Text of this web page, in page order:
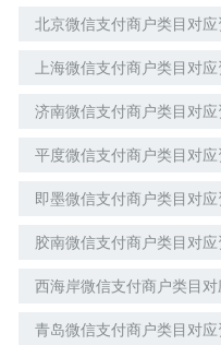
北京微信支付商户类目对
上海微信支付商户类目对
济南微信支付商户类目对
平度微信支付商户类目对
即墨微信支付商户类目对
胶南微信支付商户类目对
西海岸微信支付商户类目
青岛微信支付商户类目对